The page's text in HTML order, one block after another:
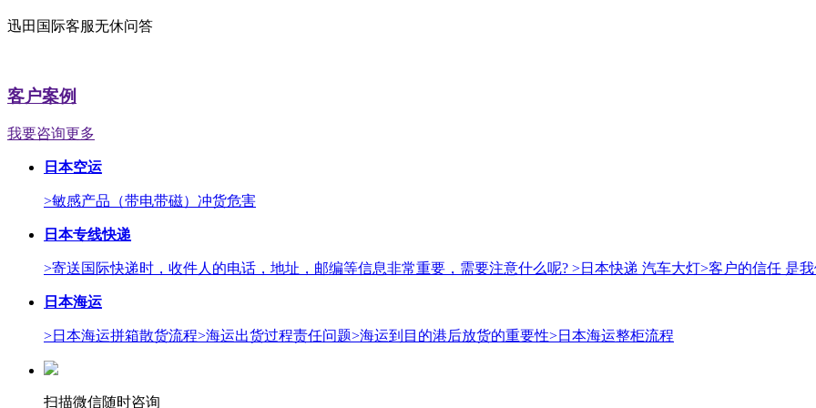
迅田国际客服无休问答
客户案例
我要咨询更多
日本空运
>敏感产品（带电带磁）冲货危害
日本专线快递
>寄送国际快递时，收件人的电话，地址，邮编等信息非常重要，需要注意什么呢? >日本快递 汽车大灯>客户的信任 是
日本海运
>日本海运拼箱散货流程>海运出货过程责任问题>海运到目的港后放货的重要性>日本海运整柜流程
扫描微信随时咨询